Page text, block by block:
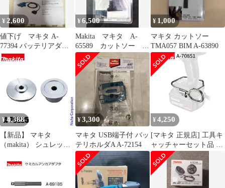
¥ 2,600
値下げ マキタ A-
77394 バッテリアダプ
タ 1.6m
¥6,500
Makita マキタ A-
65589 カットソー
TMA061HM
¥ 1,000
マキタ カットソー
TMA057 BIM A-63890
¥4,388
【新品】 マキタ
（makita） シュレッダ
品 A-75225 草刈機 刈払
¥3,300
マキタ USB端子付 バッ
テリホルダA A-72154
¥ 4,250
[マキタ 正規店] 工具キ
ャッチャーセット品 A-
70851